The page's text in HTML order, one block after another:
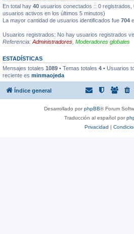
En total hay 40 usuarios conectados :: 0
usuarios activos en los últimos 5 minutos)
La mayor cantidad de usuarios identificados fue 704
Usuarios registrados: No hay usuarios registrados
Referencia: Administradores Moderadores globales
ESTADÍSTICAS
Mensajes totales 1089 • Temas totales 4 • Usuarios
reciente es minmaojeda
Índice general
Desarrollado porphpBB® Forum
Traducción al español por
Privacidad |